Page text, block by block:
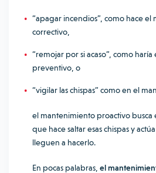
“apagar incendios”, como hace el
correctivo,
“remojar por si acaso”, como
preventivo, o
“vigilar las chispas” como en el
el mantenimiento proactivo busca
que hace saltar esas chispas y
lleguen a hacerlo.
En pocas palabras, el